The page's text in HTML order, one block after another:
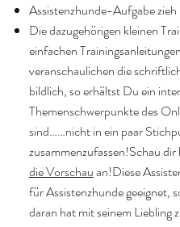
Assistenzhunde-Aufgabe
Die dazugehörigen kleinen
einfachen
veranschaulichen die
bildlich, so erhältst Du ein
Themenschwerpunkte des
sind……nicht in ein paar
zusammenzufassen!Schau dir
die Vorschauan!Diese
für Assistenzhunde geeignet,
daran hat mit seinem Liebling